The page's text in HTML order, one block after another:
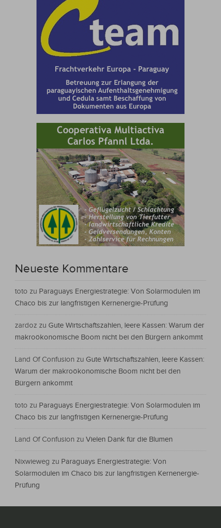
Neueste Kommentare
toto zu Paraguays Energiestrategie: Von Solarmodulen im
Chaco bis zur langfristigen Kernenergie-Prüfung
zardoz zu Gute Wirtschaftszahlen, leere Kassen: Warum der
makroökonomische Boom nicht bei den Bürgern ankommt
Land Of Confusion zu Gute Wirtschaftszahlen, leere Kassen:
Warum der makroökonomische Boom nicht bei den
Bürgern ankommt
toto zu Paraguays Energiestrategie: Von Solarmodulen im
Chaco bis zur langfristigen Kernenergie-Prüfung
Land Of Confusion zu Vielen Dank für die Blumen
Nixwieweg zu Paraguays Energiestrategie: Von
Solarmodulen im Chaco bis zur langfristigen Kernenergie-
Prüfung